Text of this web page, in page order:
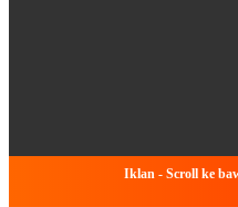
Iklan - Scroll ke